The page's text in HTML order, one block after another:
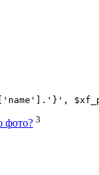
фото? 3